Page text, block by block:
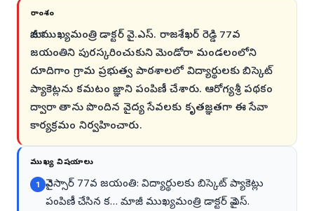
సారాంశం
మాజీ ముఖ్యమంత్రి డాక్టర్ వై.ఎస్. రాజశేఖర్ రెడ్డి 77వ
జయంతిని పురస్కరించుకుని మెండోరా మండలంలోని
దూదిగాం గ్రామ ప్రభుత్వ పాఠశాలలో విద్యార్థులకు బిస్కెట్
ప్యాకెట్లను కమటం జ్ఞాని పంపిణీ చేశారు. ఆరోగ్యశ్రీ పథకం
ద్వారా తాను పొందిన వైద్య సేవలకు కృతజ్ఞతగా ఈ సేవా
కార్యక్రమం నిర్వహించారు.
ముఖ్య విషయాలు
1
వైఎస్సార్ 77వ జయంతి: విద్యార్థులకు బిస్కెట్ ప్యాకెట్లు
పంపిణీ చేసిన క… మాజీ ముఖ్యమంత్రి డాక్టర్ వై.ఎస్.